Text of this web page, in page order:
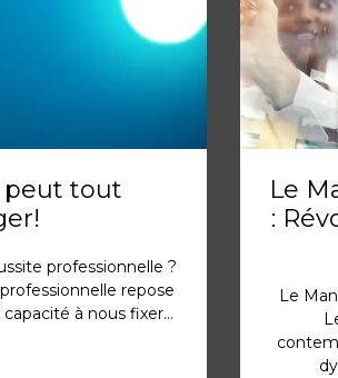
peut tout
professionnelle ?
repose
à nous fixer...
Le
:
Le